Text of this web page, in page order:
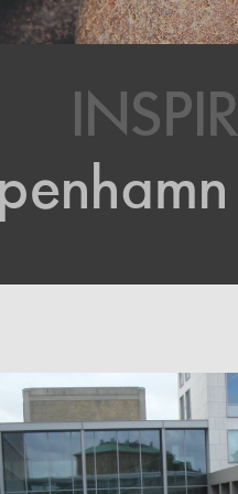
Trappa/Hällar, TOSSENE
Köpenhamn